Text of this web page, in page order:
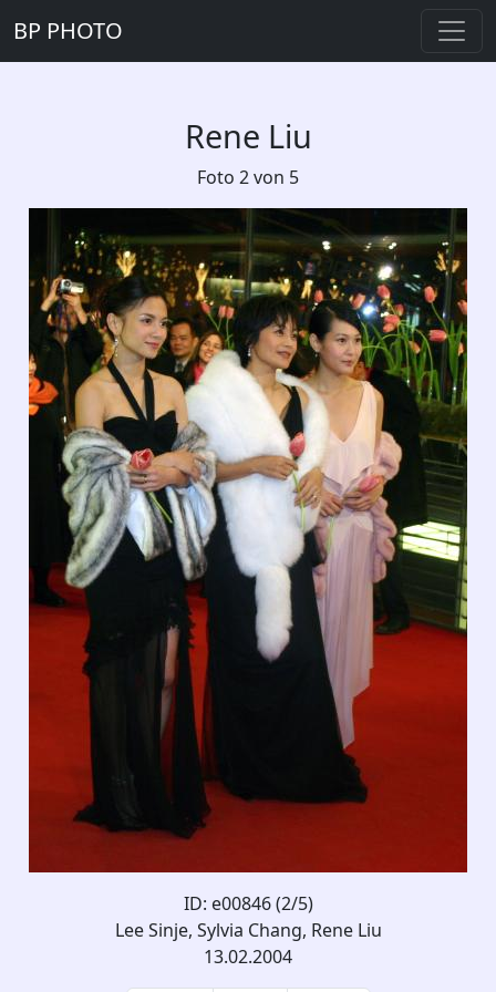
BP PHOTO
Rene Liu
Foto 2 von 5
ID: e00846 (2/5)
Lee Sinje, Sylvia Chang, Rene Liu
13.02.2004